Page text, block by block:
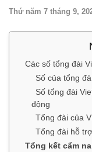
Thứ năm 7 tháng 9,
Các số tổng đài
Số của tổng
Số tổng đài
động
Tổng đài của
Tổng đài hỗ
Tổng kết cẩm